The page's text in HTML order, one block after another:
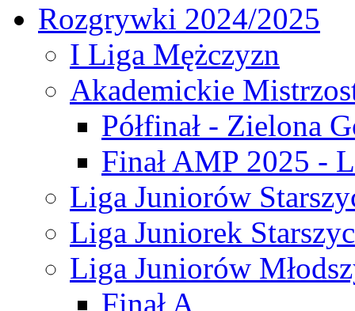
Rozgrywki 2024/2025
I Liga Mężczyzn
Akademickie
Półfinał - Zielona
Finał AMP 2025 -
Liga Juniorów
Liga Juniorek
Liga Juniorów
Finał A